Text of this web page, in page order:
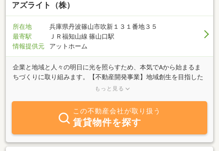
アズライト（株）
所在地
兵庫県丹波篠山市吹新１３１番地３５
最寄駅
ＪＲ福知山線 篠山口駅
情報提供元
アットホーム
企業と地域と人々の明日に光を照らすため、本気でAから始まるま
ちづくりに取り組みます。【不動産開発事業】地域創生を目指した
不動産開発事業を行っております。自治体と民間企業が協力して事
活かしてエリア開発を行います。【不動産コンサルティング事業】
大規模開発の経験を活かし、商業誘致及び不動産の専門家としてク
ライアントのビジョンや目標の達成に向けて適切な解決策をご提案
します。用地開発や事業拡大、地域創生に関するご相談はお任せく
ださい。【不動産仲介事業】不動産の売買、賃貸の仲介業も行って
もっと見る
この不動産会社が取り扱う
賃貸物件を探す